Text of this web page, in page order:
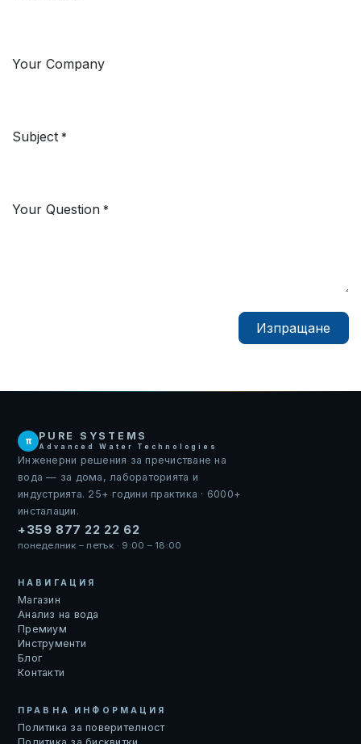
Your Company
Subject *
Your Question *
Изпращане
π PURE SYSTEMS
Advanced Water Technologies
Инженерни решения за пречистване на
вода — за дома, лабораторията и
индустрията. 25+ години практика · 6000+
инсталации.
+359 877 22 22 62
понеделник – петък · 9:00 – 18:00
НАВИГАЦИЯ
Магазин
Анализ на вода
Премиум
Инструменти
Блог
Контакти
ПРАВНА ИНФОРМАЦИЯ
Политика за поверителност